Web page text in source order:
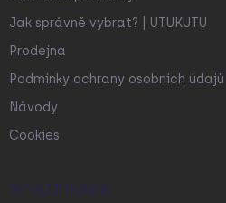
Jak správně vybrat? | UTUKUTU
Prodejna
Podmínky ochrany osobních údajů
Návody
Cookies
SPOLUPRÁCE